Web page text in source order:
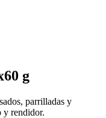
g
parrilladas y
y rendidor.